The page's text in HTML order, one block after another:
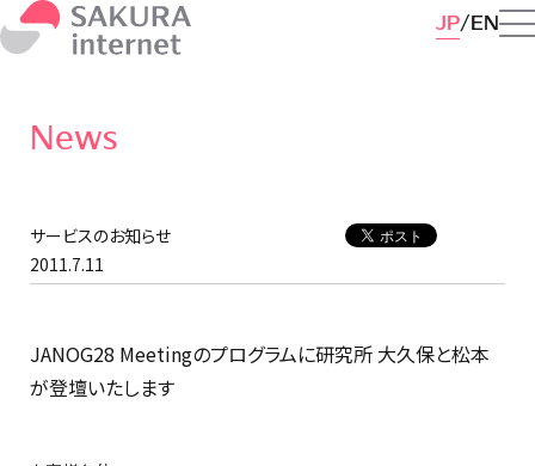
JP EN
News
サービスのお知らせ
2011.7.11
JANOG28 Meetingのプログラムに研究所 大久保と松本
が登壇いたします